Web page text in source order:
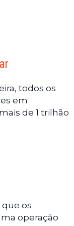
todos os
em
de 1 trilhão
os
operação